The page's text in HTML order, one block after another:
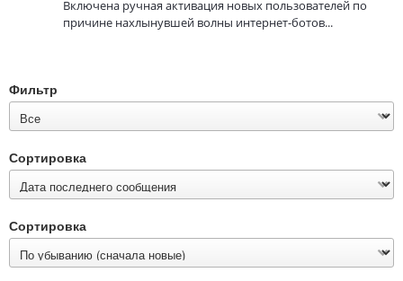
Включена ручная активация новых пользователей по
причине нахлынувшей волны интернет-ботов...
Фильтр
Сортировка
Сортировка